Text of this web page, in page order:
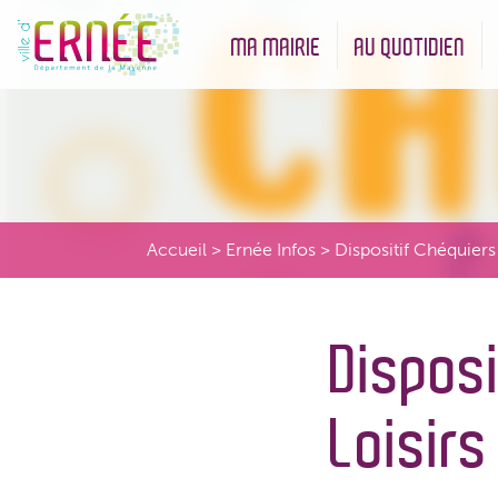
MA MAIRIE AU QUOTIDIEN
Accueil > Ernée Infos > Dispositif
Loisirs